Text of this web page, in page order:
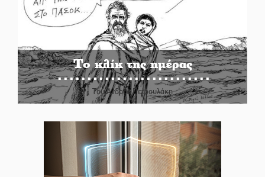
Το κλίκ της ημέρας
Του Ανδρέα Πετρουλάκη